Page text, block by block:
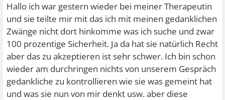
Hallo ich war gestern wieder bei meiner Therapeutin
und sie teilte mir mit das ich mit meinen gedanklichen
Zwänge nicht dort hinkomme was ich suche und zwar
100 prozentige Sicherheit. Ja da hat sie natürlich Recht
aber das zu akzeptieren ist sehr schwer. Ich bin schon
wieder am durchringen nichts von unserem Gespräch
gedankliche zu kontrollieren wie sie was gemeint hat
und was sie nun von mir denkt usw. aber diese